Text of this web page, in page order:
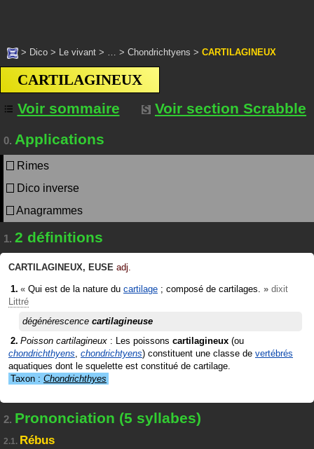
> Dico > Le vivant > … > Chondrichtyens > CARTILAGINEUX
CARTILAGINEUX
Voir sommaire
Voir section Scrabble
0. Applications
Rimes
Dico inverse
Anagrammes
1. 2 définitions
CARTILAGINEUX, EUSE adj.
« Qui est de la nature du cartilage ; composé de cartilages. » dixit
Littré
dégénérescence cartilagineuse
Poisson cartilagineux : Les poissons cartilagineux (ou
chondrichthyens, chondrichtyens) constituent une classe de vertébrés
aquatiques dont le squelette est constitué de cartilage.
Taxon : Chondrichthyes
2. Prononciation (5 syllabes)
2.1. Rébus